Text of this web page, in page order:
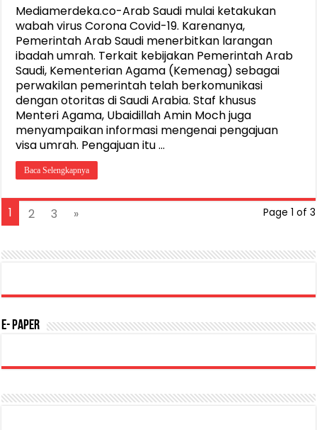
Mediamerdeka.co-Arab Saudi mulai ketakukan
wabah virus Corona Covid-19. Karenanya,
Pemerintah Arab Saudi menerbitkan larangan
ibadah umrah. Terkait kebijakan Pemerintah Arab
Saudi, Kementerian Agama (Kemenag) sebagai
perwakilan pemerintah telah berkomunikasi
dengan otoritas di Saudi Arabia. Staf khusus
Menteri Agama, Ubaidillah Amin Moch juga
menyampaikan informasi mengenai pengajuan
visa umrah. Pengajuan itu …
Baca Selengkapnya
Page 1 of 3
1 2 3 »
E- Paper